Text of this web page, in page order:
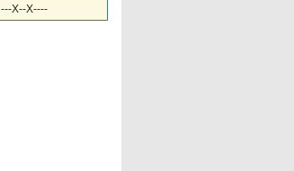
---X--X----